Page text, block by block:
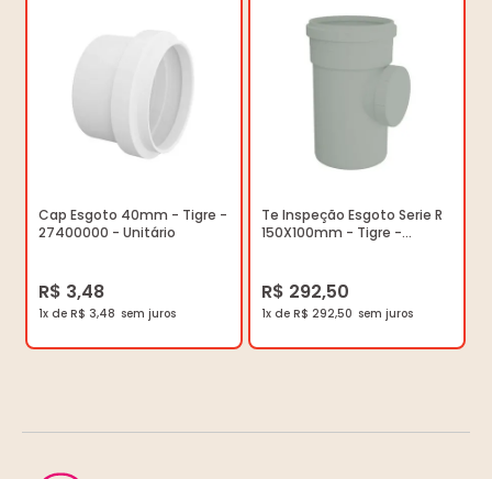
Cap Esgoto 40mm - Tigre -
27400000 - Unitário
R$ 3,48
1x de R$ 3,48
Te Inspeção Esgoto Serie R
150X100mm - Tigre -
R$ 292,50
1x de R$ 292,50